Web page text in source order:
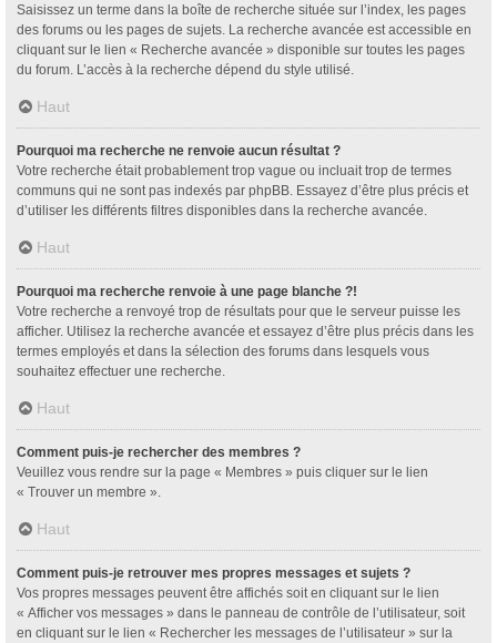
Saisissez un terme dans la boîte de recherche située sur l’index, les pages
des forums ou les pages de sujets. La recherche avancée est accessible en
cliquant sur le lien « Recherche avancée » disponible sur toutes les pages
du forum. L’accès à la recherche dépend du style utilisé.
Haut
Pourquoi ma recherche ne renvoie aucun résultat ?
Votre recherche était probablement trop vague ou incluait trop de termes
communs qui ne sont pas indexés par phpBB. Essayez d’être plus précis et
d’utiliser les différents filtres disponibles dans la recherche avancée.
Haut
Pourquoi ma recherche renvoie à une page blanche ?!
Votre recherche a renvoyé trop de résultats pour que le serveur puisse les
afficher. Utilisez la recherche avancée et essayez d’être plus précis dans les
termes employés et dans la sélection des forums dans lesquels vous
souhaitez effectuer une recherche.
Haut
Comment puis-je rechercher des membres ?
Veuillez vous rendre sur la page « Membres » puis cliquer sur le lien
« Trouver un membre ».
Haut
Comment puis-je retrouver mes propres messages et sujets ?
Vos propres messages peuvent être affichés soit en cliquant sur le lien
« Afficher vos messages » dans le panneau de contrôle de l’utilisateur, soit
en cliquant sur le lien « Rechercher les messages de l’utilisateur » sur la